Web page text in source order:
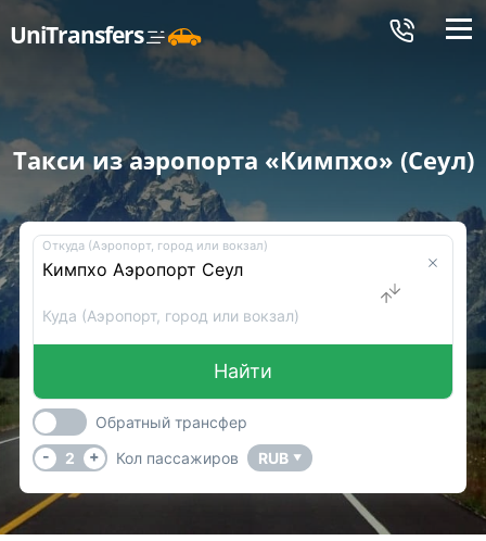
UniTransfers Меню
Такси из аэропорта «Кимпхо» (Сеул)
Откуда (Аэропорт, город или вокзал)
Куда (Аэропорт, город или вокзал)
Найти
Обратный трансфер
-
2 + Кол пассажиров RUB ▼